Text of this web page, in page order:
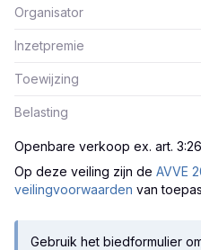
Organisator
Inzetpremie
Toewijzing
Belasting
Openbare verkoop ex. art.
Op deze veiling zijn de AVVE
veilingvoorwaarden van
Gebruik het biedformulier